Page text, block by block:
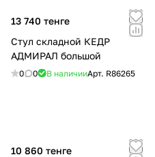
13 740 тенге
Стул складной КЕДР
АДМИРАЛ большой
0 0 В наличииАрт. R86265
10 860 тенге